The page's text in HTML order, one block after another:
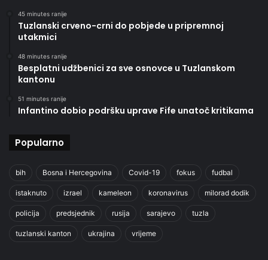
45 minutes ranije
Tuzlanski crveno-crni do pobjede u pripremnoj
utakmici
48 minutes ranije
Besplatni udžbenici za sve osnovce u Tuzlanskom
kantonu
51 minutes ranije
Infantino dobio podršku uprave Fife unatoč kritikama
Popularno
bih Bosna i Hercegovina Covid-19 fokus fudbal
istaknuto izrael kameleon koronavirus milorad dodik
policija predsjednik rusija sarajevo tuzla
tuzlanski kanton ukrajina vrijeme